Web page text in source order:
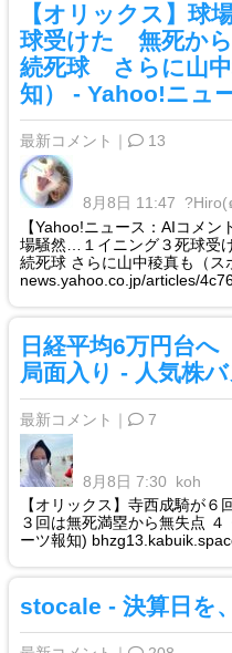
【オリックス】球
球受けた 無死から
続死球 さらに山
知） - Yahoo!ニュ
最新コメント｜ 13
8月8日 11:47
【Yahoo!ニュース：AIコメ
場騒然…１イニング３死球受
続死球 さらに山中稜真も（ス
news.yahoo.co.jp/articles/
日経平均6万円台
局面入り - 人気株
最新コメント｜ 7
8月8日 7:30
koh
【オリックス】寺西成騎が
３回は無死満塁から無失点
ーツ報知)
stocale - 決算日を